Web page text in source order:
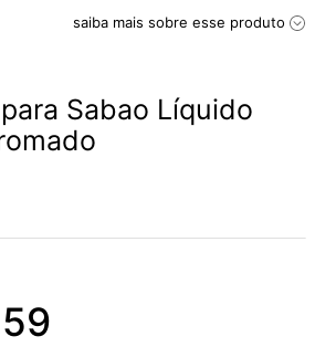
saiba mais sobre esse produto
Sabao Líquido
59